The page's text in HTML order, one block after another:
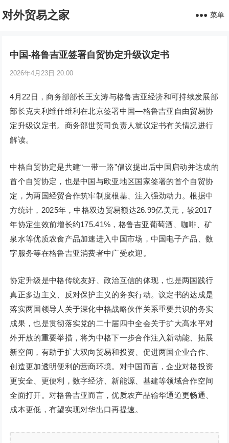
对外贸易之家 菜单
中国-格鲁吉亚签署自贸协定升级议定书
2026年4月23日 20:00
4月22日，商务部部长王文涛与格鲁吉亚经济和可持续发展部
部长克夫利维什维利在北京签署中国—格鲁吉亚自由贸易协
定升级议定书。商务部世贸司负责人就议定书有关情况进行
解读。
中格自贸协定是共建“一带一路”倡议提出后中国启动并达成的
首个自贸协定，也是中国与欧亚地区国家签署的首个自贸协
定，为两国经贸合作筑牢制度根基、注入强劲动力。根据中
方统计，2025年，中格双边贸易额达26.99亿美元，较2017
年协定生效前增长约175.41%，格鲁吉亚葡萄酒、咖啡、矿
泉水等优质农食产品加速进入中国市场，中国电子产品、数
字服务等在格鲁吉亚消费者中广受欢迎。
协定升级是中格传统友好、政治互信的体现，也是两国践行
真正多边主义、反对保护主义的务实行动。议定书的达成是
落实两国领导人关于深化中格战略伙伴关系重要共识的务实
成果，也是贯彻落实党的二十届四中全会关于扩大高水平对
外开放的重要举措，将为中格下一步合作注入新动能、拓展
新空间，有助于扩大双向贸易和投资、促进两国企业合作、
创造更加透明便利的营商环境。对中国而言，企业对格投资
更安全、更便利，数字经济、新能源、基建等领域合作空间
全面打开。对格鲁吉亚而言，优质农产品输华通道更畅通、
成本更低，有望实现对华出口再提速。